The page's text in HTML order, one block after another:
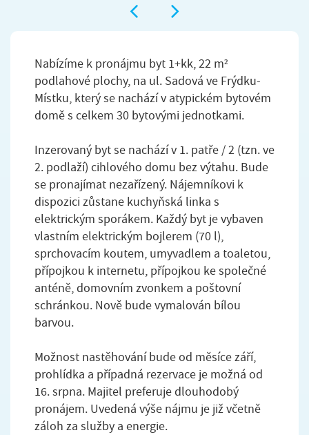
Nabízíme k pronájmu byt 1+kk, 22 m²
podlahové plochy, na ul. Sadová ve Frýdku-
Místku, který se nachází v atypickém bytovém
domě s celkem 30 bytovými jednotkami.
Inzerovaný byt se nachází v 1. patře / 2 (tzn. ve
2. podlaží) cihlového domu bez výtahu. Bude
se pronajímat nezařízený. Nájemníkovi k
dispozici zůstane kuchyňská linka s
elektrickým sporákem. Každý byt je vybaven
vlastním elektrickým bojlerem (70 l),
sprchovacím koutem, umyvadlem a toaletou,
přípojkou k internetu, přípojkou ke společné
anténě, domovním zvonkem a poštovní
schránkou. Nově bude vymalován bílou
barvou.
Možnost nastěhování bude od měsíce září,
prohlídka a případná rezervace je možná od
16. srpna. Majitel preferuje dlouhodobý
pronájem. Uvedená výše nájmu je již včetně
záloh za služby a energie.